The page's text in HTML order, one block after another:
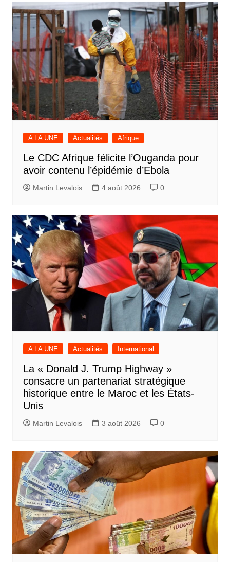
A LA UNE Actualités Afrique
Le CDC Afrique félicite l’Ouganda pour
avoir contenu l’épidémie d’Ebola
Martin Levalois 4 août 2026 0
A LA UNE Actualités International
La « Donald J. Trump Highway »
consacre un partenariat stratégique
historique entre le Maroc et les États-
Unis
Martin Levalois 3 août 2026 0